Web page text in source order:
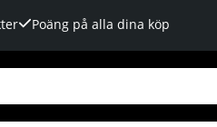
Poäng på alla dina köp